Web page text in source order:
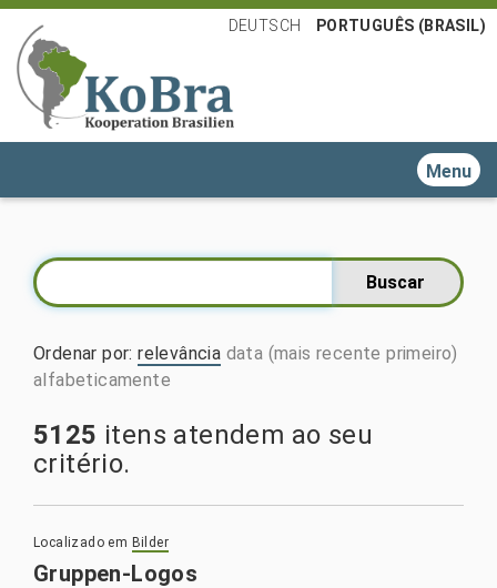
DEUTSCH PORTUGUÊS (BRASIL)
Toggle
Ordenar por:relevância data (mais recente primeiro)
alfabeticamente
5125 itens atendem ao seu
critério.
Localizado em Bilder
Gruppen-Logos